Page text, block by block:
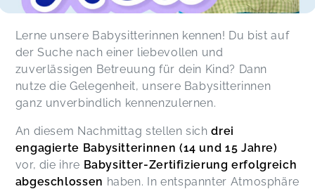
Lerne unsere Babysitterinnen kennen! Du bist auf
der Suche nach einer liebevollen und
zuverlässigen Betreuung für dein Kind? Dann
nutze die Gelegenheit, unsere Babysitterinnen
ganz unverbindlich kennenzulernen.
An diesem Nachmittag stellen sichdrei
engagierte Babysitterinnen (14 und 15 Jahre)
vor, die ihre Babysitter-Zertifizierung erfolgreich
abgeschlossen haben. In entspannter Atmosphäre